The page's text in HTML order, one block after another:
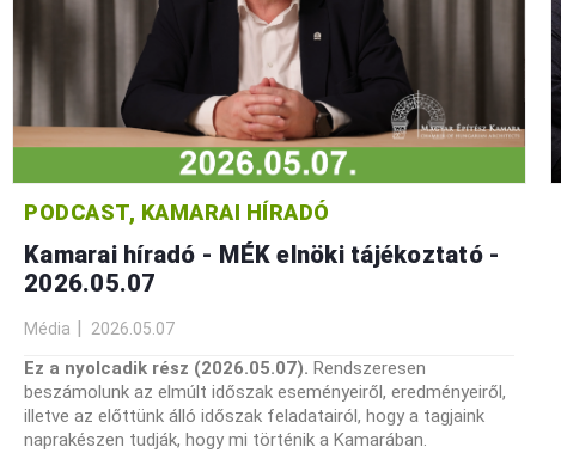
PODCAST, KAMARAI HÍRADÓ
Kamarai híradó - MÉK elnöki tájékoztató -
2026.05.07
Média 2026.05.07
Ez a nyolcadik rész (2026.05.07). Rendszeresen
beszámolunk az elmúlt időszak eseményeiről, eredményeiről,
illetve az előttünk álló időszak feladatairól, hogy a tagjaink
naprakészen tudják, hogy mi történik a Kamarában.